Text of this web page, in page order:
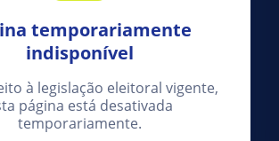
temporariamente
indisponível
à legislação eleitoral vigente,
página está desativada
temporariamente.